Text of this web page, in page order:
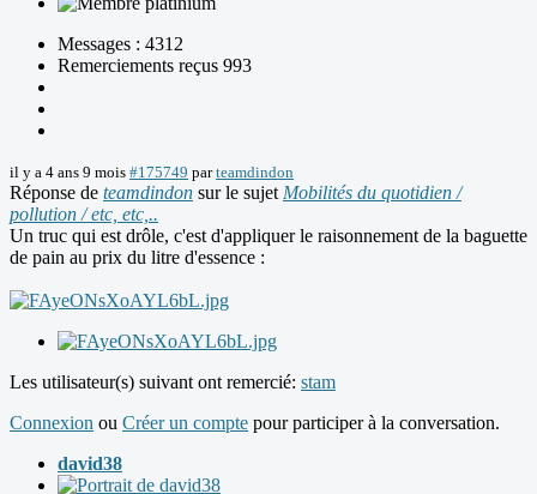
Messages : 4312
Remerciements reçus 993
il y a 4 ans 9 mois #175749 parteamdindon
Réponse de teamdindon sur le sujet Mobilités du quotidien /
pollution / etc, etc,..
Un truc qui est drôle, c'est d'appliquer le raisonnement de la baguette
de pain au prix du litre d'essence :
Les utilisateur(s) suivant ont remercié: stam
Connexion ou Créer un compte pour participer à la conversation.
david38